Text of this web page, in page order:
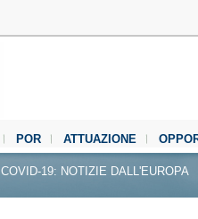
POR ATTUAZIONE
COVID-19: NOTIZIE DALL'EUROPA